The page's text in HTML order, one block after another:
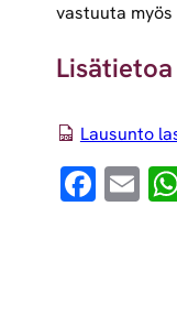
vastuuta
Lisätietoa
Lausunto